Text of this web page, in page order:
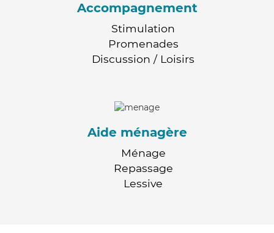
Accompagnement
Stimulation
Promenades
Discussion / Loisirs
Aide ménagère
Ménage
Repassage
Lessive